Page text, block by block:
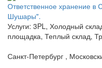
Ответственное хранение в
Шушары".
Услуги: 3PL, Холодный
площадка, Теплый склад,
Санкт-Петербург ,